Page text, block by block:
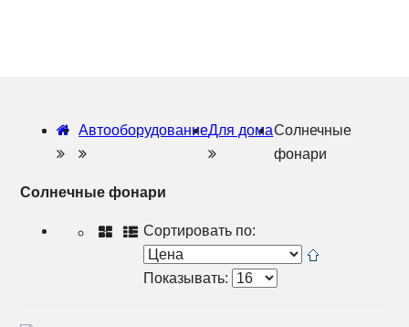
АвтооборудованиеДля домаСолнечные
фонари
Солнечные фонари
Сортировать по:
Показывать: